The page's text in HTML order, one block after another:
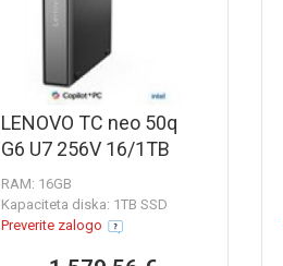
LENOVO TC neo 50q
G6 U7 256V 16/1TB
RAM: 16GB
Kapaciteta diska: 1TB SSD
Preverite zalogo